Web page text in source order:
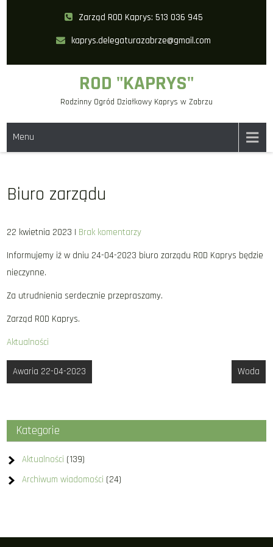
Zarząd ROD Kaprys: 513 036 945
kaprys.delegaturazabrze@gmail.com
ROD "KAPRYS"
Rodzinny Ogród Działkowy Kaprys w Zabrzu
Menu
Biuro zarządu
22 kwietnia 2023 | Brak komentarzy
Informujemy iż w dniu 24-04-2023 biuro zarządu ROD Kaprys będzie
nieczynne.
Za utrudnienia serdecznie przepraszamy.
Zarząd ROD Kaprys.
Aktualności
Nawigacja
wpisu
Awaria 22-04-2023 Woda
Kategorie
Aktualności (139)
Archiwum wiadomości (24)